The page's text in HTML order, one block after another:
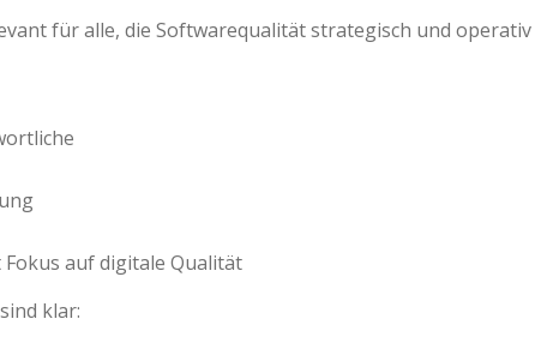
für alle, die Softwarequalität strategisch und operativ
auf digitale Qualität
klar: